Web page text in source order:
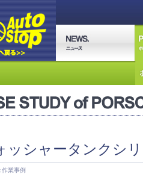
ッシャータンク
作業事例